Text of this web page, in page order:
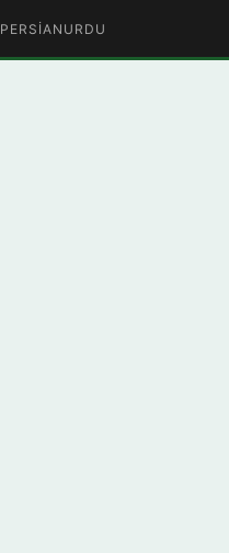
PERSIAN URDU